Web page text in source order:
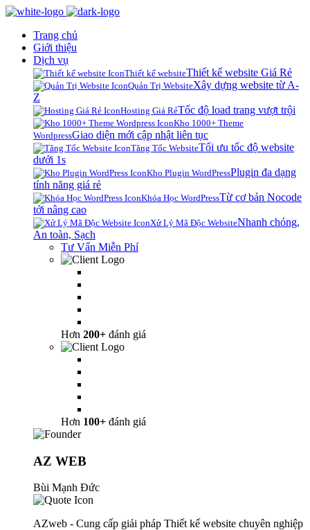
Trang chủ
Giới thiệu
Dịch vụ
Thiết kế websiteThiết kế website Giá Rẻ
Quản Trị WebsiteXây dựng website từ A-
Z
Hosting Giá RẻTốc độ load trang vượt trội
Kho 1000+ Theme
WordpressGiao diện mới cập nhật liên tục
Tăng Tốc WebsiteTối ưu tốc độ website
dưới 1s
Kho Plugin WordPressPlugin đa dạng
tính năng giá rẻ
Khóa Học WordPressTừ cơ bản Nocode
tới nâng cao
Xử Lý Mã Độc WebsiteNhanh chóng,
An toàn, Sạch
Tư Vấn Miễn Phí
Hơn 200+ đánh giá
Hơn 100+ đánh giá
AZ WEB
Bùi Mạnh Đức
AZweb - Cung cấp giải pháp Thiết kế website chuyên nghiệp